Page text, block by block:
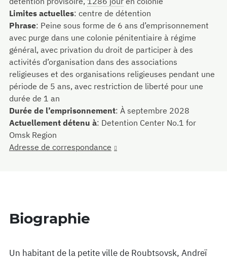
Limites actuelles: centre de détention
Phrase: Peine sous forme de 6 ans d’emprisonnement
avec purge dans une colonie pénitentiaire à régime
général, avec privation du droit de participer à des
activités d’organisation dans des associations
religieuses et des organisations religieuses pendant une
période de 5 ans, avec restriction de liberté pour une
durée de 1 an
Durée de l’emprisonnement: À septembre 2028
Actuellement détenu à: Detention Center No.1 for
Omsk Region
Adresse de correspondance
Biographie
Un habitant de la petite ville de Roubtsovsk, Andreï